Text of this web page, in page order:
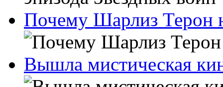
Почему Шарлиз Терон
Вышла мистическая